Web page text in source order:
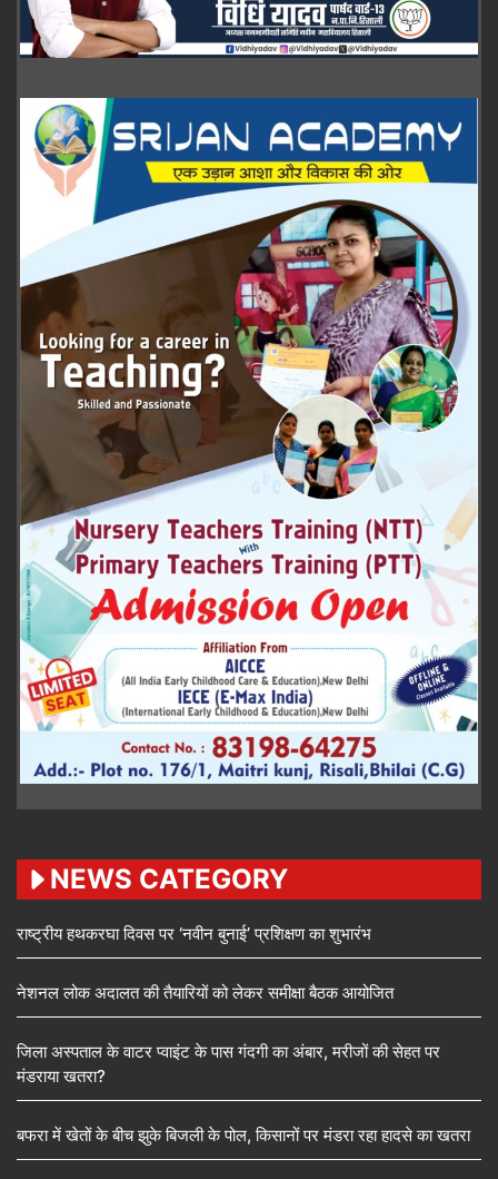
NEWS CATEGORY
राष्ट्रीय हथकरघा दिवस पर ‘नवीन बुनाई’ प्रशिक्षण का शुभारंभ
नेशनल लोक अदालत की तैयारियों को लेकर समीक्षा बैठक आयोजित
जिला अस्पताल के वाटर प्वाइंट के पास गंदगी का अंबार, मरीजों की सेहत पर
मंडराया खतरा?
बफरा में खेतों के बीच झुके बिजली के पोल, किसानों पर मंडरा रहा हादसे का खतरा